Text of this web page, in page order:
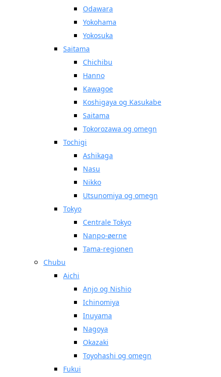
Odawara
Yokohama
Yokosuka
Saitama
Chichibu
Hanno
Kawagoe
Koshigaya og Kasukabe
Saitama
Tokorozawa og omegn
Tochigi
Ashikaga
Nasu
Nikko
Utsunomiya og omegn
Tokyo
Centrale Tokyo
Nanpo-øerne
Tama-regionen
Chubu
Aichi
Anjo og Nishio
Ichinomiya
Inuyama
Nagoya
Okazaki
Toyohashi og omegn
Fukui